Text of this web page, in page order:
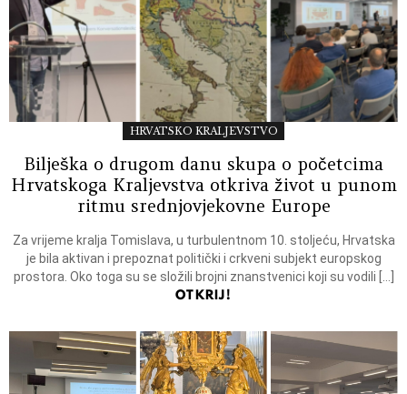
HRVATSKO KRALJEVSTVO
Bilješka o drugom danu skupa o početcima
Hrvatskoga Kraljevstva otkriva život u punom
ritmu srednjovjekovne Europe
Za vrijeme kralja Tomislava, u turbulentnom 10. stoljeću, Hrvatska
je bila aktivan i prepoznat politički i crkveni subjekt europskog
prostora. Oko toga su se složili brojni znanstvenici koji su vodili […]
OTKRIJ!